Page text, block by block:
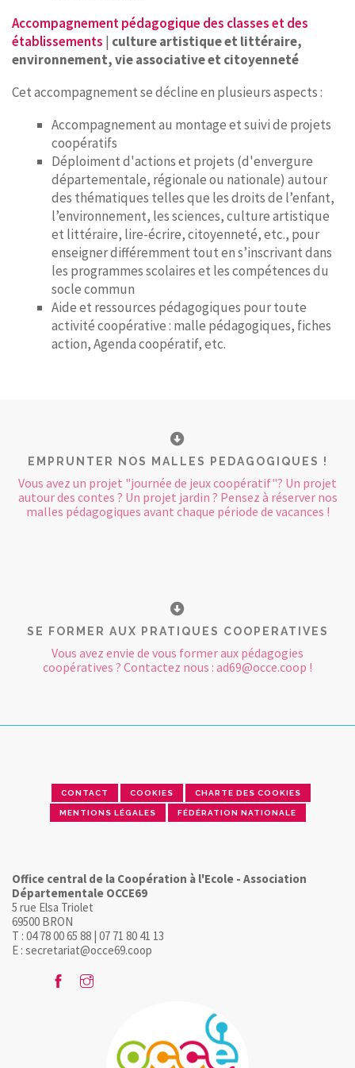
Accompagnement pédagogique des classes et des
établissements | culture artistique et littéraire,
environnement, vie associative et citoyenneté
Cet accompagnement se décline en plusieurs aspects :
Accompagnement au montage et suivi de projets
coopératifs
Déploiment d'actions et projets (d'envergure
départementale, régionale ou nationale) autour
des thématiques telles que les droits de l’enfant,
l’environnement, les sciences, culture artistique
et littéraire, lire-écrire, citoyenneté, etc., pour
enseigner différemment tout en s’inscrivant dans
les programmes scolaires et les compétences du
socle commun
Aide et ressources pédagogiques pour toute
activité coopérative : malle pédagogiques, fiches
action, Agenda coopératif, etc.
EMPRUNTER NOS MALLES PEDAGOGIQUES !
Vous avez un projet "journée de jeux coopératif"? Un projet
autour des contes ? Un projet jardin ? Pensez à réserver nos
malles pédagogiques avant chaque période de vacances !
SE FORMER AUX PRATIQUES COOPERATIVES
Vous avez envie de vous former aux pédagogies
coopératives ? Contactez nous : ad69@occe.coop !
CONTACT COOKIES CHARTE DES COOKIES
MENTIONS LÉGALES FÉDÉRATION NATIONALE
Office central de la Coopération à l'Ecole - Association
Départementale OCCE69
5 rue Elsa Triolet
69500 BRON
T : 04 78 00 65 88 | 07 71 80 41 13
E : secretariat@occe69.coop